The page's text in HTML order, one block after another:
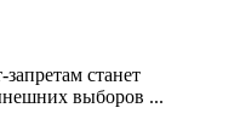
станет
выборов ...